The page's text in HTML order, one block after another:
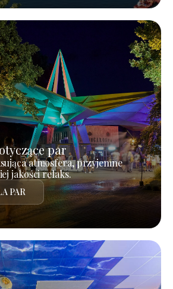
par
atmosfera, przyjemne
jakości relaks.
PAR